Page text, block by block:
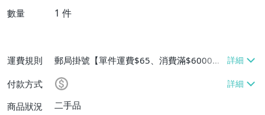
數量 1 件
運費規則
郵局掛號【單件運費$65、消費滿$6000免
運費】
付款方式
商品狀況
二手品